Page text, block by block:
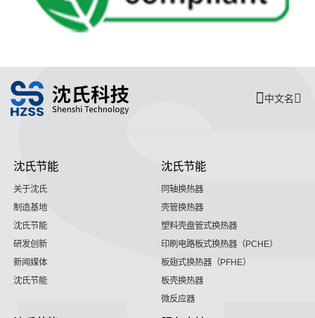
中文名
沈氏节能
关于沈氏
制造基地
沈氏节能
研发创新
新闻媒体
沈氏节能
沈氏节能
同轴换热器
壳管换热器
塑料壳盘管式换热器
印刷电路板式换热器（PCHE）
板翅式换热器（PFHE）
板壳换热器
微反应器